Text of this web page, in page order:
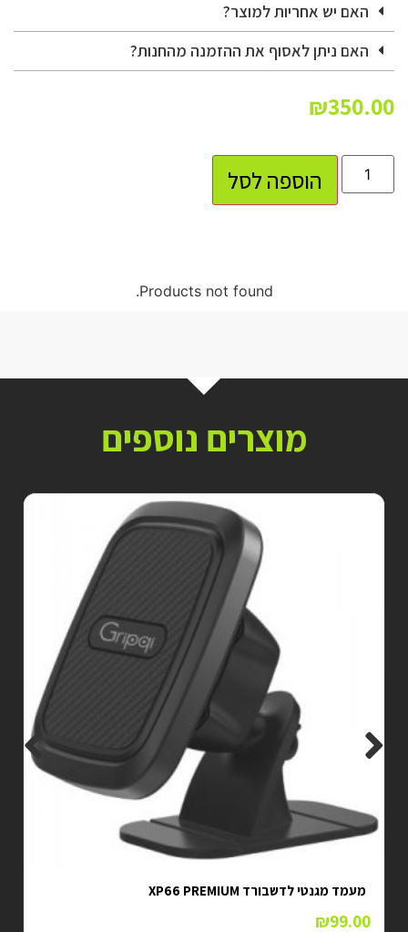
האם יש אחריות למוצר?
האם ניתן לאסוף את ההזמנה מהחנות?
₪350.00
הוספה לסל
Products not found.
מוצרים נוספים
מעמד מגנטי לדשבורד XP66 PREMIUM
₪99.00